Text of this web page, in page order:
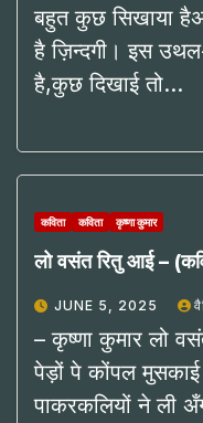
बहुत कुछ सिखाया
है ज़िन्दगी। इस
है,कुछ दिखाई तो…
कविता कविता कृष्णा कुमार
लो वसंत रितु आई –
JUNE 5, 2025
– कृष्णा कुमार लो
पेड़ों पे कोंपल
पाकरकलियों ने ली